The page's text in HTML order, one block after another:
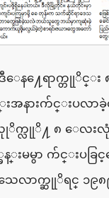
ဒီေန႔ေရာက္တုုိင္း
န္းအနားက်င္းပလာ
က္လုုိ႔ ၈ ေလးလုုံ
းမမွာ က်င္းပခြင့္
သေလာက္ဆုုိရင္ ၁၉